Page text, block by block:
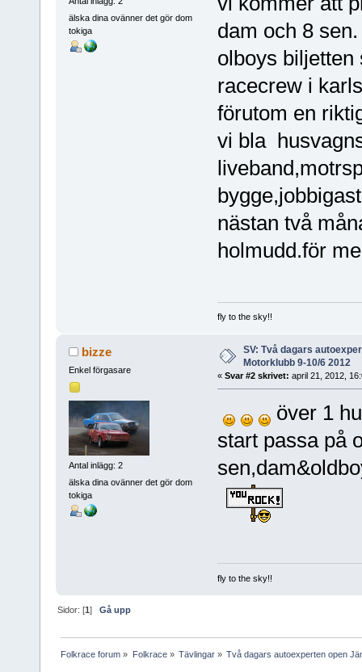
älska dina ovänner det gör dom
tokiga
dam och 8 sen.
olboys biljetten
racecrew i
förutom en
vi bla
nästan två
holmudd.för
fly to the sky!!
bizze
Enkel förgasare
Antal inlägg: 2
älska dina ovänner det gör dom
tokiga
SV: Två dagars
Motorklubb 9-10/6 2012
« Svar #2 skrivet: april 21, 2012,
över 1
start passa på
fly to the sky!!
Sidor: [1]Gå upp
Folkrace forum » Folkrace» Tävlingar» Två dagars autoexperten open